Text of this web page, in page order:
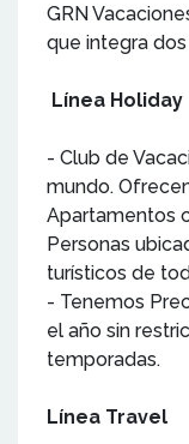
GRN
que integra
Línea Holiday
- Club de
mundo.
Apartamentos
Personas
turísticos de
- Tenemos
el año sin
temporadas.
Línea Travel